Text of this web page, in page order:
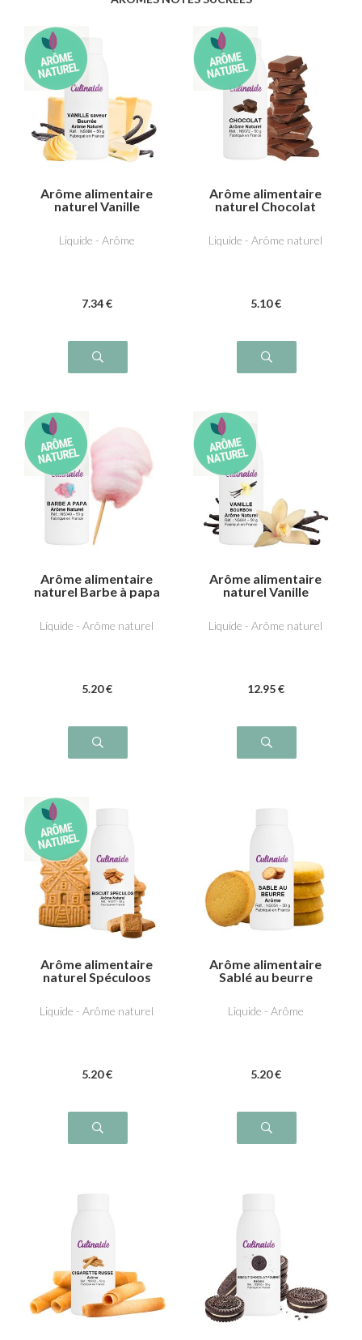
Arôme alimentaire
naturel Vanille
Liquide - Arôme
7.34 €
Arôme alimentaire
naturel Chocolat
Liquide - Arôme naturel
5.10 €
Arôme alimentaire
naturel Barbe à papa
Liquide - Arôme naturel
5.20 €
Arôme alimentaire
naturel Vanille
Liquide - Arôme naturel
12.95 €
Arôme alimentaire
naturel Spéculoos
Liquide - Arôme naturel
5.20 €
Arôme alimentaire
Sablé au beurre
Liquide - Arôme
5.20 €